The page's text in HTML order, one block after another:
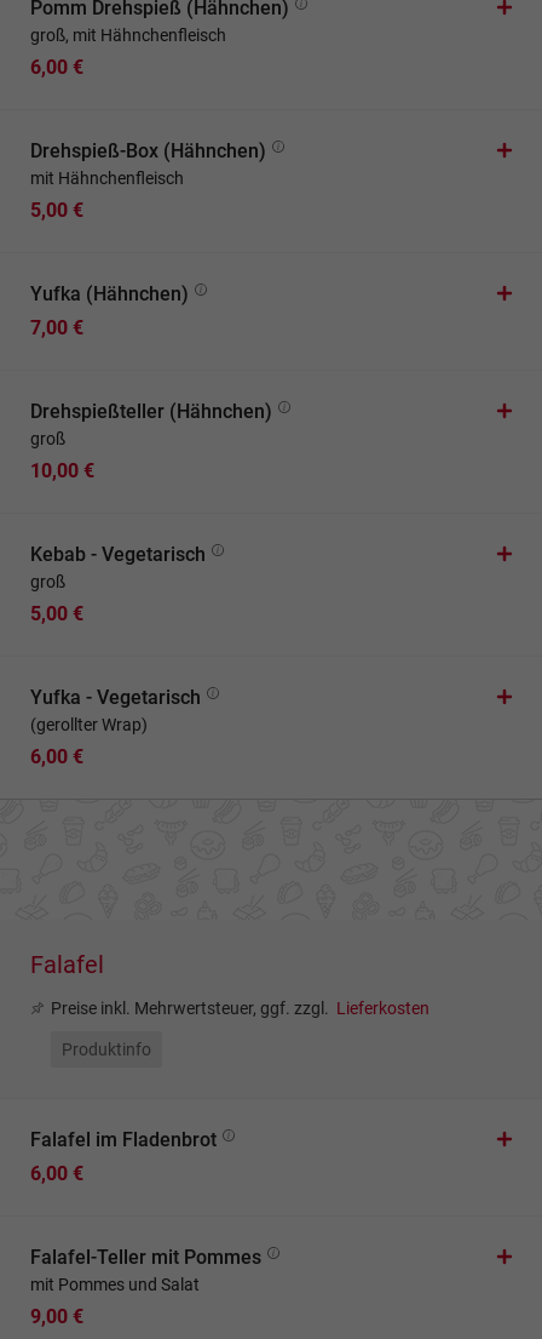
Pomm Drehspieß (Hähnchen)
groß, mit Hähnchenfleisch
6,00 €
Drehspieß-Box (Hähnchen)
mit Hähnchenfleisch
5,00 €
Yufka (Hähnchen)
7,00 €
Drehspießteller (Hähnchen)
groß
10,00 €
Kebab - Vegetarisch
groß
5,00 €
Yufka - Vegetarisch
(gerollter Wrap)
6,00 €
Falafel
Preise inkl. Mehrwertsteuer, ggf. zzgl. Lieferkosten
Produktinfo
Falafel im Fladenbrot
6,00 €
Falafel-Teller mit Pommes
mit Pommes und Salat
9,00 €